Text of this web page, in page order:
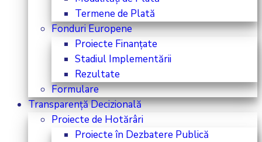
Termene de Plată
Fonduri Europene
Proiecte Finanțate
Stadiul Implementării
Rezultate
Formulare
Transparență Decizională
Proiecte de Hotărâri
Proiecte în Dezbatere Publică